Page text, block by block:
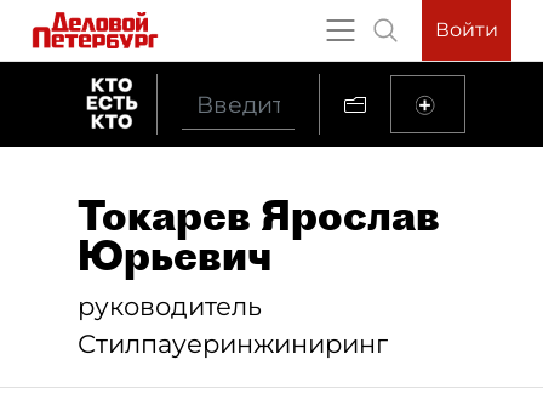
Войти
Токарев Ярослав
Юрьевич
руководитель
Стилпауеринжиниринг